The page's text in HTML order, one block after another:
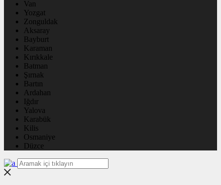
Van
Yozgat
Zonguldak
Aksaray
Bayburt
Karaman
Kırıkkale
Batman
Şırnak
Bartın
Ardahan
Iğdır
Yalova
Karabük
Kilis
Osmaniye
Düzce